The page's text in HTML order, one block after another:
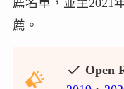
薦。
Open